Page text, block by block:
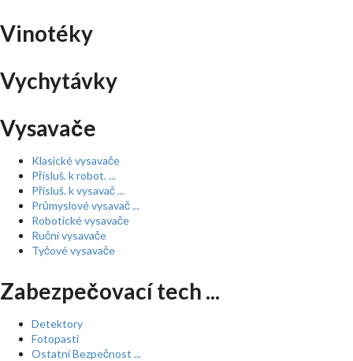
Vinotéky
Vychytávky
Vysavače
Klasické vysavače
Přísluš. k robot. ...
Přísluš. k vysavač ...
Průmyslové vysavač ...
Robotické vysavače
Ruční vysavače
Tyčové vysavače
Zabezpečovací tech ...
Detektory
Fotopasti
Ostatní Bezpečnost ...